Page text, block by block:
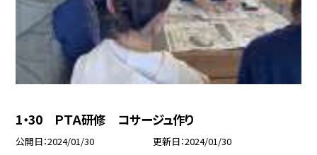
1・30 ＰＴＡ研修 コサージュ作り
公開日 2024/01/30 更新日 2024/01/30